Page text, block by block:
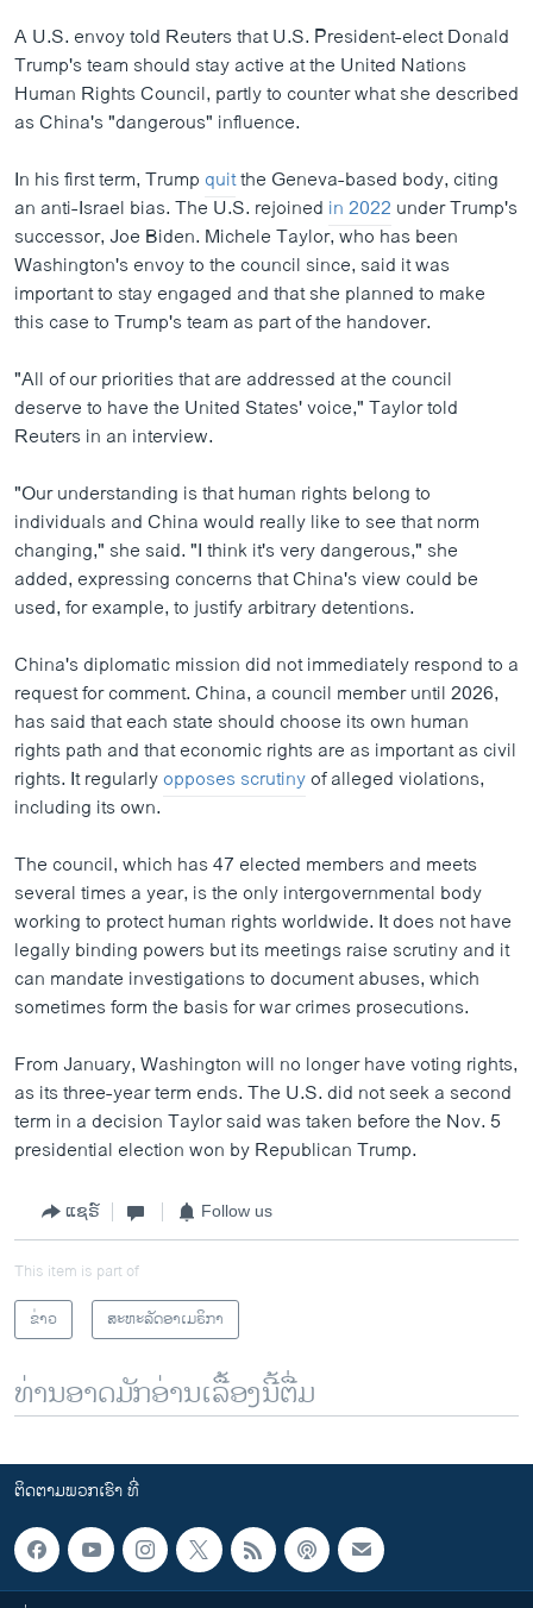
A U.S. envoy told Reuters that U.S. President-elect Donald
Trump's team should stay active at the United Nations
Human Rights Council, partly to counter what she described
as China's "dangerous" influence.
In his first term, Trump quitthe Geneva-based body, citing
an anti-Israel bias. The U.S. rejoined in 2022 under Trump's
successor, Joe Biden. Michele Taylor, who has been
Washington's envoy to the council since, said it was
important to stay engaged and that she planned to make
this case to Trump's team as part of the handover.
"All of our priorities that are addressed at the council
deserve to have the United States' voice," Taylor told
Reuters in an interview.
"Our understanding is that human rights belong to
individuals and China would really like to see that norm
changing," she said. "I think it's very dangerous," she
added, expressing concerns that China's view could be
used, for example, to justify arbitrary detentions.
China's diplomatic mission did not immediately respond to a
request for comment. China, a council member until 2026,
has said that each state should choose its own human
rights path and that economic rights are as important as civil
rights. It regularlyopposes scrutinyof alleged violations,
including its own.
The council, which has 47 elected members and meets
several times a year, is the only intergovernmental body
working to protect human rights worldwide. It does not have
legally binding powers but its meetings raise scrutiny and it
can mandate investigations to document abuses, which
sometimes form the basis for war crimes prosecutions.
From January, Washington will no longer have voting rights,
as its three-year term ends. The U.S. did not seek a second
term in a decision Taylor said was taken before the Nov. 5
presidential election won by Republican Trump.
ແຊຣ໌ Follow us
This item is part of
ຂ່າວ
ສະຫະລັດອາເມຣິກາ
ທ່ານອາດມັກອ່ານເລື້ອງນີ້ຕື່ມ
ຕິດຕາມພວກເຮົາ ທີ່